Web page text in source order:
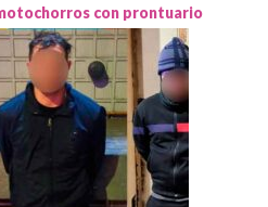
con prontuario